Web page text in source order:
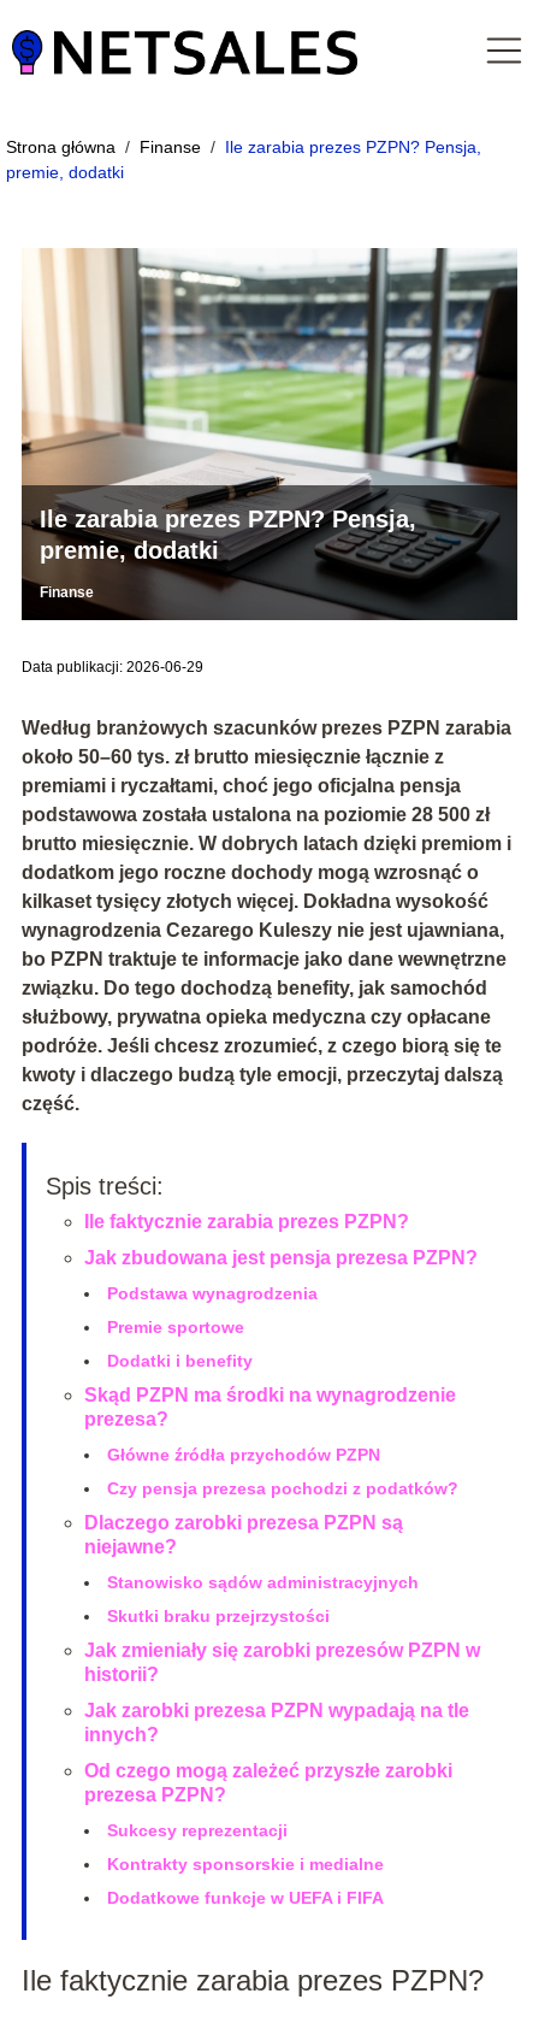
Strona główna / Finanse / Ile zarabia prezes PZPN? Pensja,
premie, dodatki
Ile zarabia prezes PZPN? Pensja,
premie, dodatki
Finanse
Data publikacji: 2026-06-29
Według branżowych szacunków prezes PZPN zarabia
około 50–60 tys. zł brutto miesięczniełącznie z
premiami i ryczałtami, choć jego oficjalna pensja
podstawowa została ustalona na poziomie 28 500 zł
brutto miesięcznie. W dobrych latach dzięki premiom i
dodatkom jego roczne dochody mogą wzrosnąć o
kilkaset tysięcy złotych więcej. Dokładna wysokość
wynagrodzenia Cezarego Kuleszy nie jest ujawniana,
bo PZPN traktuje te informacje jako dane wewnętrzne
związku. Do tego dochodzą benefity, jak samochód
służbowy, prywatna opieka medyczna czy opłacane
podróże. Jeśli chcesz zrozumieć, z czego biorą się te
kwoty i dlaczego budzą tyle emocji, przeczytaj dalszą
część.
Spis treści:
Ile faktycznie zarabia prezes PZPN?
Jak zbudowana jest pensja prezesa PZPN?
Podstawa wynagrodzenia
Premie sportowe
Dodatki i benefity
Skąd PZPN ma środki na wynagrodzenie
prezesa?
Główne źródła przychodów PZPN
Czy pensja prezesa pochodzi z podatków?
Dlaczego zarobki prezesa PZPN są
niejawne?
Stanowisko sądów administracyjnych
Skutki braku przejrzystości
Jak zmieniały się zarobki prezesów PZPN w
historii?
Jak zarobki prezesa PZPN wypadają na tle
innych?
Od czego mogą zależeć przyszłe zarobki
prezesa PZPN?
Sukcesy reprezentacji
Kontrakty sponsorskie i medialne
Dodatkowe funkcje w UEFA i FIFA
Ile faktycznie zarabia prezes PZPN?